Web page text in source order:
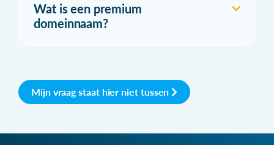
Wat is een premium
domeinnaam?
Mijn vraag staat hier niet tussen